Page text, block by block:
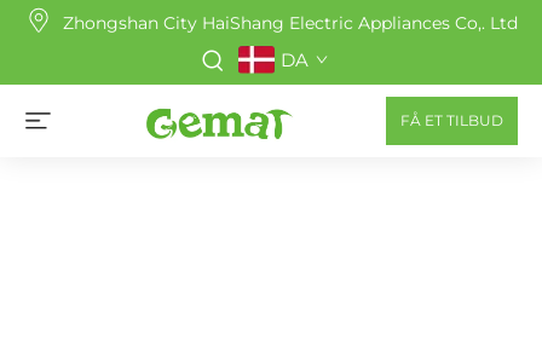
Zhongshan City HaiShang Electric Appliances Co,. Ltd
DA
FÅ ET TILBUD